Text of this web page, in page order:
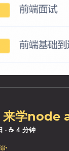
来学node
· ☕ 4 分钟